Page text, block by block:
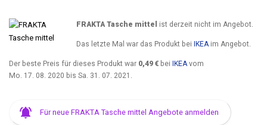
FRAKTA Tasche mittel ist derzeit nicht im Angebot.
Das letzte Mal war das Produkt bei IKEAim Angebot.
Der beste Preis für dieses Produkt war 0,49 € bei IKEA vom
Mo. 17. 08. 2020 bis Sa. 31. 07. 2021
Für neue FRAKTA Tasche mittel Angebote anmelden